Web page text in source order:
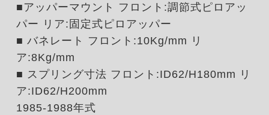
■アッパーマウント フロント:調節式ピロアッ
パー リア:固定式ピロアッパー
■ バネレート フロント:10Kg/mm リ
ア:8Kg/mm
■ スプリング寸法 フロント:ID62/H180mm リ
ア:ID62/H200mm
1985-1988年式